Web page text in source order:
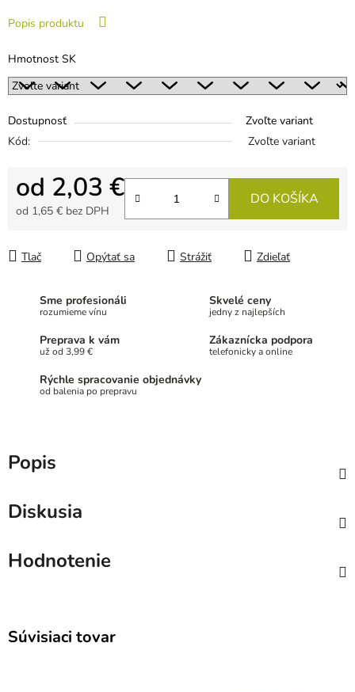
Popis produktu
Hmotnost SK
Dostupnosť
Zvoľte variant
Kód:
Zvoľte variant
od 2,03 €
od 1,65 € bez DPH
DO KOŠÍKA
Tlač Opýtať sa Strážiť Zdieľať
Sme profesionáli
rozumieme vínu
Skvelé ceny
jedny z najlepších
Preprava k vám
už od 3,99 €
Zákaznícka podpora
telefonicky a online
Rýchle spracovanie objednávky
od balenia po prepravu
Popis
Diskusia
Hodnotenie
Súvisiaci tovar